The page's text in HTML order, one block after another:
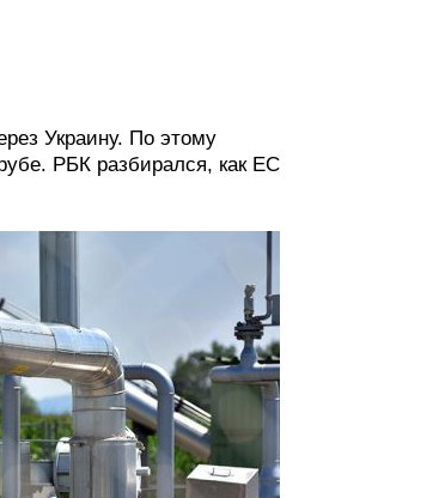
Украину. По этому
РБК разбирался, как ЕС